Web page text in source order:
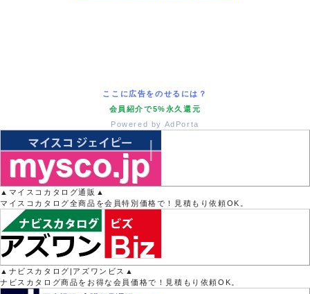
ここに広告をのせるには？
会員紹介で5%永久還元
Powered by AdPorta
▲マイスコカタログ通販▲
マイスコカタログ全商品を会員特別価格で！見積もり依頼OK。
▲ナビスカタログ|アズワンビス▲
ナビスカタログ商品をお得な会員価格で！見積もり依頼OK。